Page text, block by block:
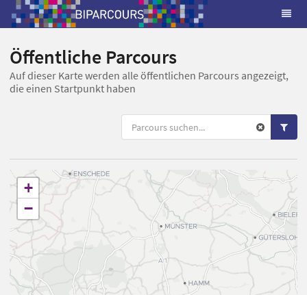
Öffentliche Parcours
Auf dieser Karte werden alle öffentlichen Parcours angezeigt,
die einen Startpunkt haben
+
−